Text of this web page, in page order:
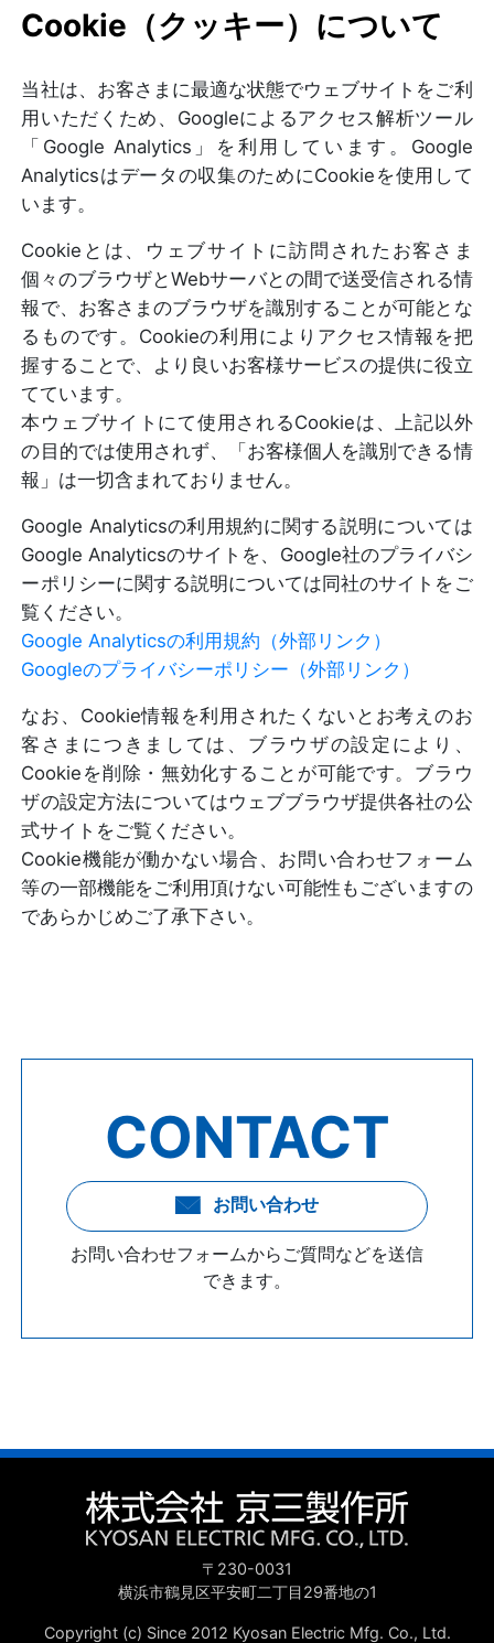
Cookie（クッキー）について
当社は、お客さまに最適な状態でウェブサイトをご利
用いただくため、Googleによるアクセス解析ツール
「Google Analytics」を利用しています。Google
Analyticsはデータの収集のためにCookieを使用して
います。
Cookieとは、ウェブサイトに訪問されたお客さま
個々のブラウザとWebサーバとの間で送受信される情
報で、お客さまのブラウザを識別することが可能とな
るものです。Cookieの利用によりアクセス情報を把
握することで、より良いお客様サービスの提供に役立
てています。
本ウェブサイトにて使用されるCookieは、上記以外
の目的では使用されず、「お客様個人を識別できる情
報」は一切含まれておりません。
Google Analyticsの利用規約に関する説明については
Google Analyticsのサイトを、Google社のプライバシ
ーポリシーに関する説明については同社のサイトをご
覧ください。
Google Analyticsの利用規約（外部リンク）
Googleのプライバシーポリシー（外部リンク）
なお、Cookie情報を利用されたくないとお考えのお
客さまにつきましては、ブラウザの設定により、
Cookieを削除・無効化することが可能です。ブラウ
ザの設定方法についてはウェブブラウザ提供各社の公
式サイトをご覧ください。
Cookie機能が働かない場合、お問い合わせフォーム
等の一部機能をご利用頂けない可能性もございますの
であらかじめご了承下さい。
CONTACT
お問い合わせ
お問い合わせフォームからご質問などを送信
できます。
〒230-0031
横浜市鶴見区平安町二丁目29番地の1
Copyright (c) Since 2012 Kyosan Electric Mfg. Co., Ltd.